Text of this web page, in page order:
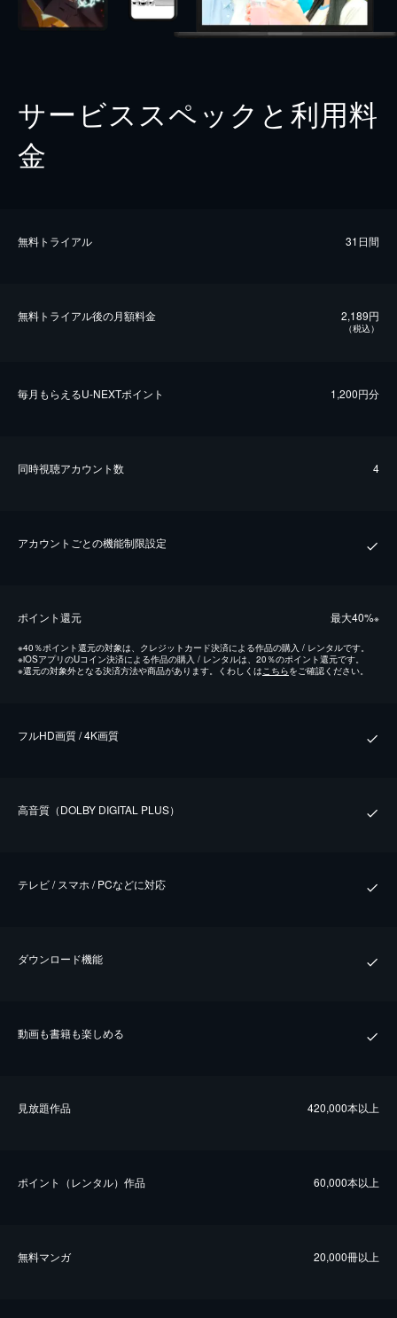
サービススペックと利用料
金
無料トライアル 31日間
無料トライアル後の⽉額料金 2,189円
（税込）
毎⽉もらえるU-NEXTポイント 1,200円分
同時視聴アカウント数 4
アカウントごとの機能制限設定
ポイント還元 最⼤40%※
※40％ポイント還元の対象は、クレジットカード決済による作品の購入 / レンタルです。
※iOSアプリのUコイン決済による作品の購入 / レンタルは、20％のポイント還元です。
※還元の対象外となる決済方法や商品があります。くわしくは こちらをご確認ください。
フルHD画質 / 4K画質
⾼⾳質（DOLBY DIGITAL PLUS）
テレビ / スマホ / PCなどに対応
ダウンロード機能
動画も書籍も楽しめる
⾒放題作品 420,000本以上
ポイント（レンタル）作品 60,000本以上
無料マンガ 20,000冊以上